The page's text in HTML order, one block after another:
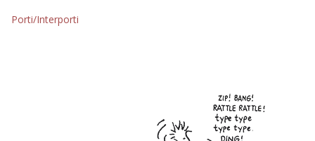
NAUTICA
Porti/Interporti